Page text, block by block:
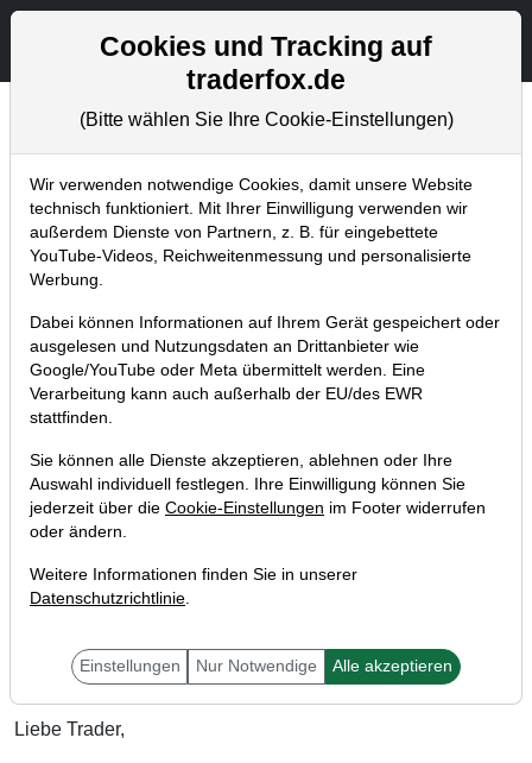
Aktien- und Artikelsuche
Tradingerfolge
Home Blog Tradingerfolge
Musterdepot-Update: Unser Bayer-
Trade ist 20% vorne - die
Neubewertung läuft. Der Optimismus
für die Agrar- und Pharma-Sparte
wächst!
04.04.2022 um 12:30 Uhr
Liebe Trader,
Cookies und Tracking auf
traderfox.de
(Bitte wählen Sie Ihre Cookie-Einstellungen)
Wir verwenden notwendige Cookies, damit unsere Website
technisch funktioniert. Mit Ihrer Einwilligung verwenden wir
außerdem Dienste von Partnern, z. B. für eingebettete
YouTube-Videos, Reichweitenmessung und personalisierte
Werbung.
Dabei können Informationen auf Ihrem Gerät gespeichert oder
ausgelesen und Nutzungsdaten an Drittanbieter wie
Google/YouTube oder Meta übermittelt werden. Eine
Verarbeitung kann auch außerhalb der EU/des EWR
stattfinden.
Sie können alle Dienste akzeptieren, ablehnen oder Ihre
Auswahl individuell festlegen. Ihre Einwilligung können Sie
jederzeit über die Cookie-Einstellungen im Footer widerrufen
oder ändern.
Weitere Informationen finden Sie in unserer
Datenschutzrichtlinie.
Einstellungen Nur Notwendige Alle akzeptieren